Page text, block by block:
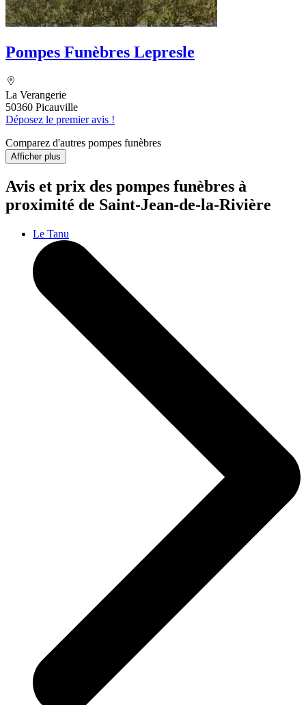
Pompes Funèbres Lepresle
La Verangerie
50360 Picauville
Déposez le premier avis !
Comparez d'autres pompes funèbres
Afficher plus
Avis et prix des pompes funèbres à
proximité de Saint-Jean-de-la-Rivière
Le Tanu